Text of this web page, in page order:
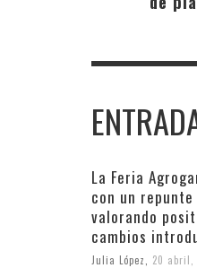
La Feria
con un
valorando
cambios
Julia López 20 abril,